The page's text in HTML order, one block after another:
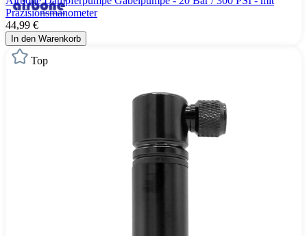
Präzisionsmanometer
44,99 €
In den Warenkorb
Top